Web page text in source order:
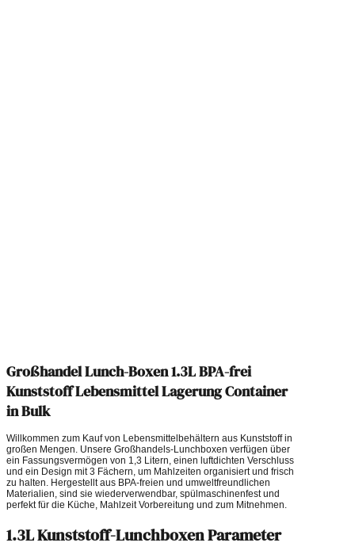
Großhandel Lunch-Boxen 1.3L BPA-frei
Kunststoff Lebensmittel Lagerung Container
in Bulk
Willkommen zum Kauf von Lebensmittelbehältern aus Kunststoff in
großen Mengen. Unsere Großhandels-Lunchboxen verfügen über
ein Fassungsvermögen von 1,3 Litern, einen luftdichten Verschluss
und ein Design mit 3 Fächern, um Mahlzeiten organisiert und frisch
zu halten. Hergestellt aus BPA-freien und umweltfreundlichen
Materialien, sind sie wiederverwendbar, spülmaschinenfest und
perfekt für die Küche, Mahlzeit Vorbereitung und zum Mitnehmen.
1.3L Kunststoff-Lunchboxen Parameter